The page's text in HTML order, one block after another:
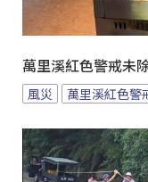
萬里溪紅色警戒未
風災 萬里溪紅色警